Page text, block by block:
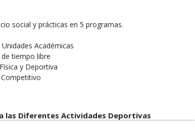
social y prácticas en 5 programas.
Académicas
tiempo libre
y Deportiva
a las Diferentes Actividades Deportivas